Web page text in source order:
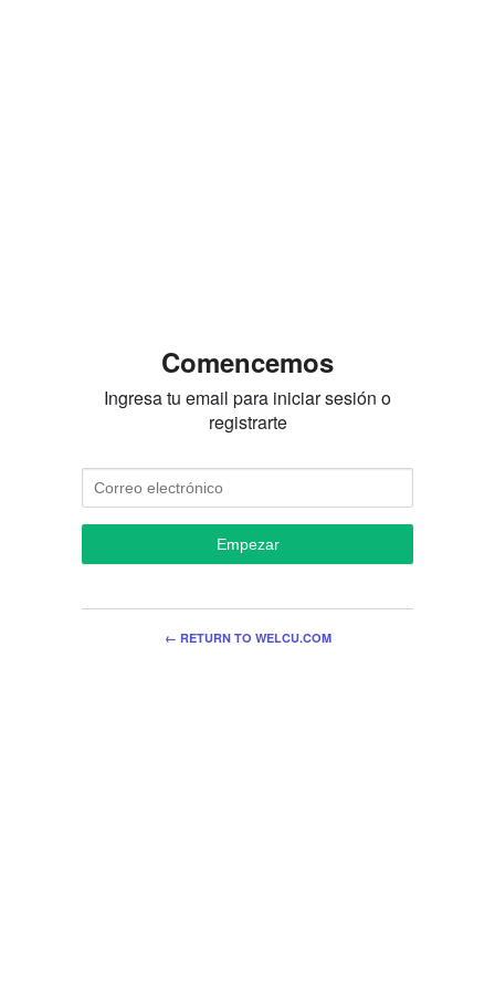
Comencemos
Ingresa tu email para iniciar sesión o
registrarte
Empezar
← RETURN TO WELCU.COM